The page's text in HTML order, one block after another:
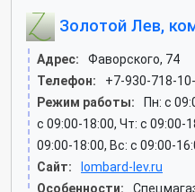
Золотой Лев,
Адрес:
Фаворского, 74
Телефон:
+7-930-718-
Режим работы:
Пн: c
c 09:00-18:00, Чт: c 09:00-
09:00-18:00, Вс: c 09:00-
Сайт:
lombard-lev.ru
Особенности: